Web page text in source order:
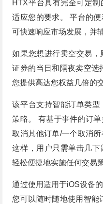
HTX平台具有完全可定
适应您的要求。 平台的
可快速响应市场发展，并
如果您想进行卖空交易
证券的当日和隔夜卖空选
您提供高达您权益几倍的
该平台支持智能订单类
策略。 有基于事件的订
取消其他订单/一个取消所
这样，用户只需单击几
轻松便捷地实施任何交易
通过使用适用于iOS设备
您可以随时随地使用智能